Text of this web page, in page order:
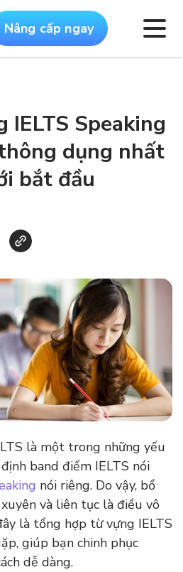
Nâng cấp ngay
Speaking
dụng nhất
bắt đầu
là một trong những yếu
band điểm IELTS nói
nói riêng. Do vậy, bổ
và liên tục là điều vô
là tổng hợp từ vựng IELTS
giúp bạn chinh phục
dễ dàng.